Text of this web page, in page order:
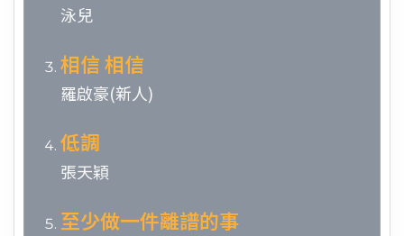
泳兒
相信 相信
羅啟豪(新人)
低調
張天穎
至少做一件離譜的事